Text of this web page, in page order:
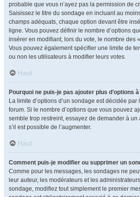
probable que vous n’ayez pas la permission de
Saisissez le titre du sondage en incluant au
champs adéquats, chaque option devant être
ligne. Vous pouvez définir le nombre d’options
insérer en modifiant, lors du vote, le nombre des
Vous pouvez également spécifier une limite de
ou non les utilisateurs à modifier leurs votes.
Haut
Pourquoi ne puis-je pas ajouter plus d’options
La limite d’options d’un sondage est décidée
forum. Si le nombre d’options que vous pouvez
semble trop restreint, essayez de demander à
s’il est possible de l’augmenter.
Haut
Comment puis-je modifier ou supprimer un
Comme pour les messages, les sondages ne
leur auteur, les modérateurs et les
sondage, modifiez tout simplement le premier